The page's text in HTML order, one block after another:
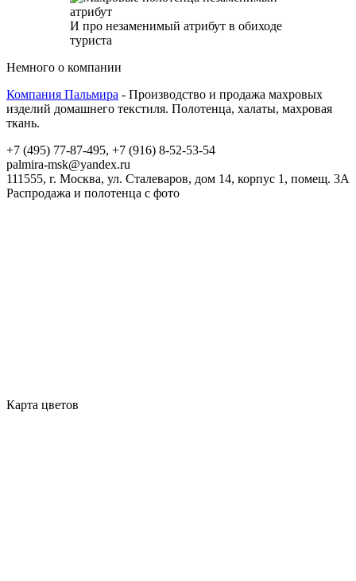
И про незаменимый атрибут в обиходе
туриста
Немного о компании
Компания Пальмира - Производство и продажа махровых
изделий домашнего текстиля. Полотенца, халаты, махровая
ткань.
+7 (495) 77-87-495, +7 (916) 8-52-53-54
palmira-msk@yandex.ru
111555, г. Москва, ул. Сталеваров, дом 14, корпус 1, помещ. 3А
Распродажа и полотенца с фото
Карта цветов